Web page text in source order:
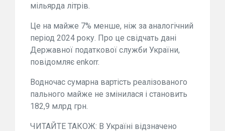
мільярда літрів.
Це на майже 7% менше, ніж за аналогічний
період 2024 року. Про це свідчать дані
Державної податкової служби України,
повідомляє enkorr.
Водночас сумарна вартість реалізованого
пального майже не змінилася і становить
182,9 млрд грн.
ЧИТАЙТЕ ТАКОЖ: В Україні відзначено